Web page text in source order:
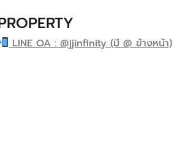
LINE OA : @jjinfinity (มี @ ข้างหน้า)